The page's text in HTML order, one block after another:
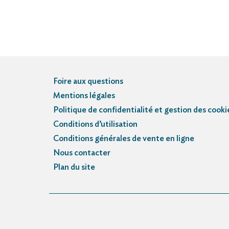
Foire aux questions
Mentions légales
Politique de confidentialité et gestion des
Conditions d’utilisation
Conditions générales de vente en ligne
Nous contacter
Plan du site